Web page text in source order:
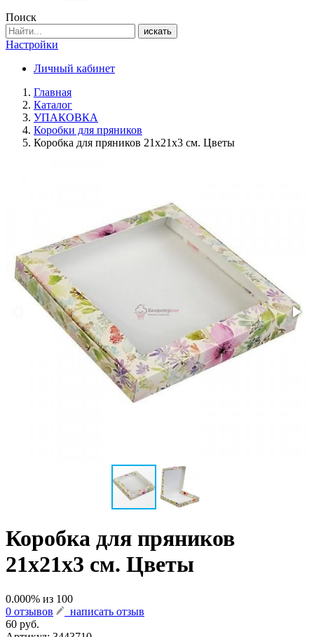
Поиск
искать
Настройки
Личный кабинет
Главная
Каталог
УПАКОВКА
Коробки для пряников
Коробка для пряников 21х21х3 см. Цветы
Коробка для пряников
21х21х3 см. Цветы
0.000% из 100
0 отзывов
написать отзыв
60 руб.